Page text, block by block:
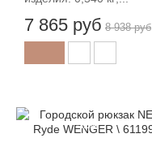
7 865 руб 8 938 руб
-12%